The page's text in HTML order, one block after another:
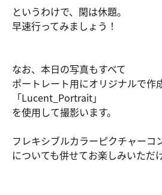
というわけで、閑は休題。
早速行ってみましょう！
なお、本日の写真もすべて
ポートレート用にオリジナルで作
「Lucent_Portrait」
を使用して撮影います。
フレキシブルカラーピクチャーコ
についても併せてお楽しみいた